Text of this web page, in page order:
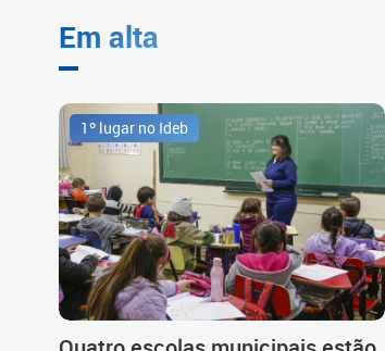
Em alta
1º lugar no Ideb